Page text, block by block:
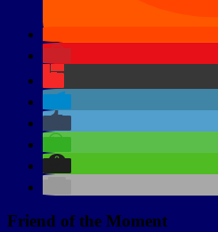
Friend of the Moment